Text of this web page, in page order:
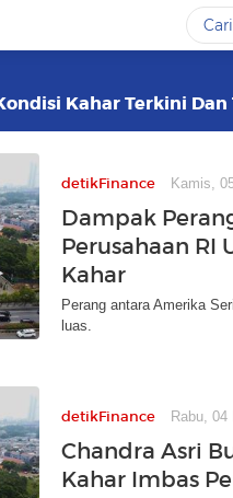
Kahar Terkini
detikFinance Kamis,
Dampak
Perusahaan RI
Kahar
Perang antara Amerika
luas.
detikFinance Rabu, 04
Chandra Asri
Kahar Imbas